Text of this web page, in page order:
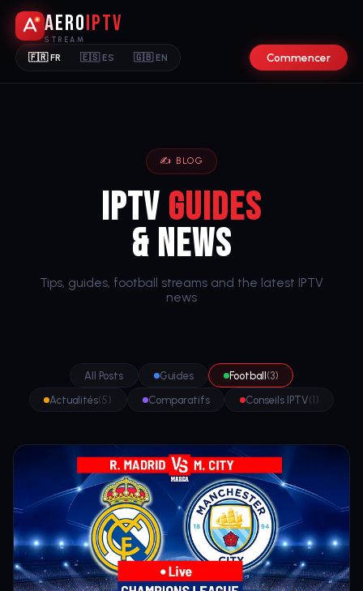
AeroIPTV
STREAM
🇫🇷 FR 🇪🇸 ES 🇬🇧 EN Commencer
✍️ BLOG
IPTV Guides
& News
Tips, guides, football streams and the latest IPTV
news
All Posts Guides Football(3)
Actualités(5) Comparatifs Conseils IPTV(1)